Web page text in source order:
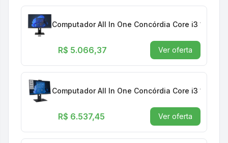
Computador All In One Concórdia Core i3 12100
R$ 5.066,37 Ver oferta
Computador All In One Concórdia Core i3 12100
R$ 6.537,45 Ver oferta